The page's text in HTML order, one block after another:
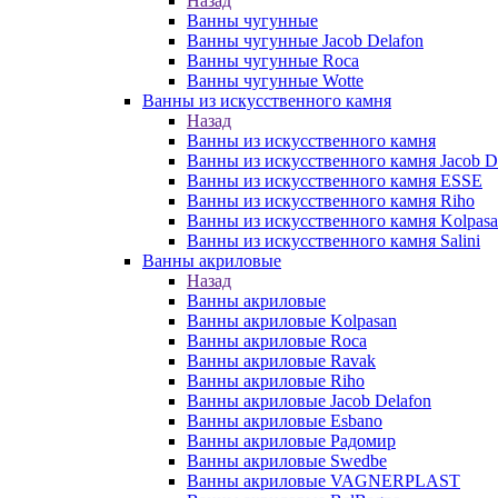
Ванны чугунные
Ванны чугунные Jacob Delafon
Ванны чугунные Roca
Ванны чугунные Wotte
Ванны из искусственного камня
Назад
Ванны из искусственного камня
Ванны из искусственного камня Jacob
Ванны из искусственного камня ESSE
Ванны из искусственного камня Riho
Ванны из искусственного камня
Ванны из искусственного камня Salini
Ванны акриловые
Назад
Ванны акриловые
Ванны акриловые Kolpasan
Ванны акриловые Roca
Ванны акриловые Ravak
Ванны акриловые Riho
Ванны акриловые Jacob Delafon
Ванны акриловые Esbano
Ванны акриловые Радомир
Ванны акриловые Swedbe
Ванны акриловые VAGNERPLAST